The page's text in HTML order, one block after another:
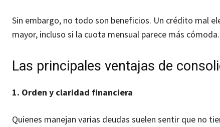
Sin embargo, no todo son beneficios. Un crédito mal
mayor, incluso si la cuota mensual parece más cómoda.
Las principales ventajas de
1. Orden y claridad financiera
Quienes manejan varias deudas suelen sentir que no